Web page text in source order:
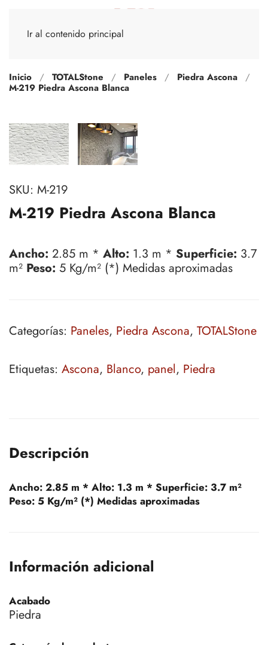
Ir al contenido principal
Inicio TOTALStone Paneles
Piedra Ascona
M-219 Piedra Ascona Blanca
SKU: M-219
M-219 Piedra Ascona Blanca
Ancho: 2.85 m * Alto: 1.3 m * Superficie: 3.7
m² Peso: 5 Kg/m² (*) Medidas aproximadas
Categorías: Paneles, Piedra Ascona, TOTALStone
Etiquetas: Ascona, Blanco, panel, Piedra
Descripción
Ancho: 2.85 m * Alto: 1.3 m * Superficie: 3.7 m²
Peso: 5 Kg/m² (*) Medidas aproximadas
Información adicional
Acabado
Piedra